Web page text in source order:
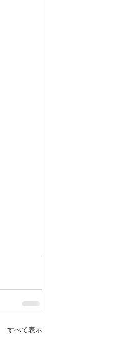
すべて表示